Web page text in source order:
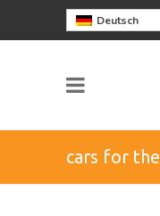
Deutsch
cars for